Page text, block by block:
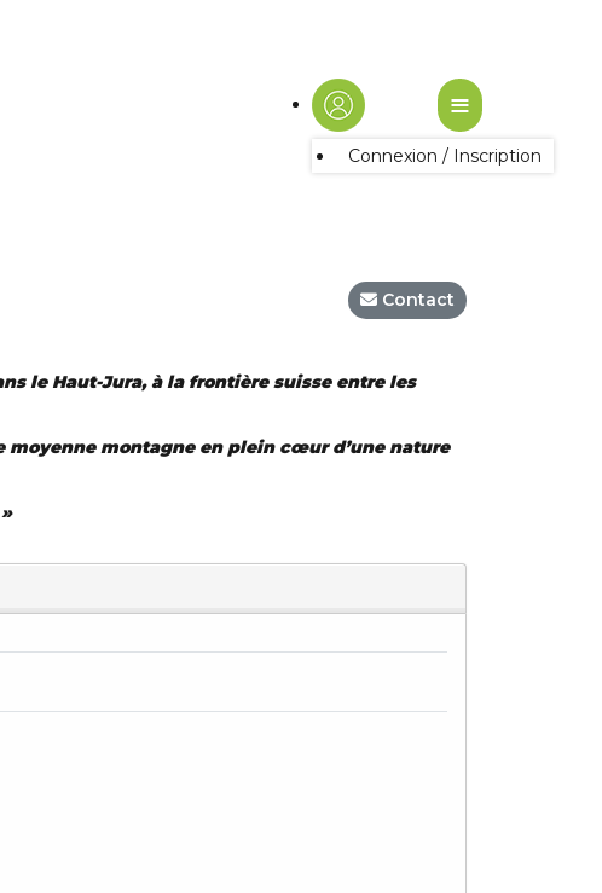
≡
Connexion / Inscription
Contact
le Haut-Jura, à la frontière suisse entre les
montagne en plein cœur d’une nature